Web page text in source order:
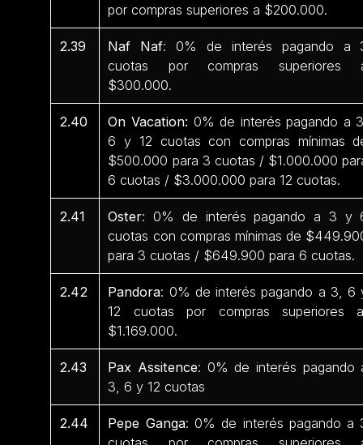
por compras superiores a $200.000.
2.39 Naf Naf: 0% de interés pagando a
cuotas por compras superiores
$300.000.
2.40 On Vacation: 0% de interés pagando a
6 y 12 cuotas con compras mínimas
$500.000 para 3 cuotas / $1.000.000
6 cuotas / $3.000.000 para 12 cuotas.
2.41 Oster: 0% de interés pagando a 3 y
cuotas con compras mínimas de
para 3 cuotas / $649.900 para 6 cuotas.
2.42 Pandora: 0% de interés pagando a 3, 6
12 cuotas por compras superiores
$1.169.000.
2.43 Pax Assitence: 0% de interés pagando
3, 6 y 12 cuotas
2.44 Pepe Ganga: 0% de interés pagando a